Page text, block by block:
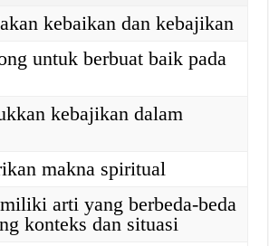
kebaikan dan kebajikan
untuk berbuat baik pada
kebajikan dalam
makna spiritual
arti yang berbeda-beda
konteks dan situasi